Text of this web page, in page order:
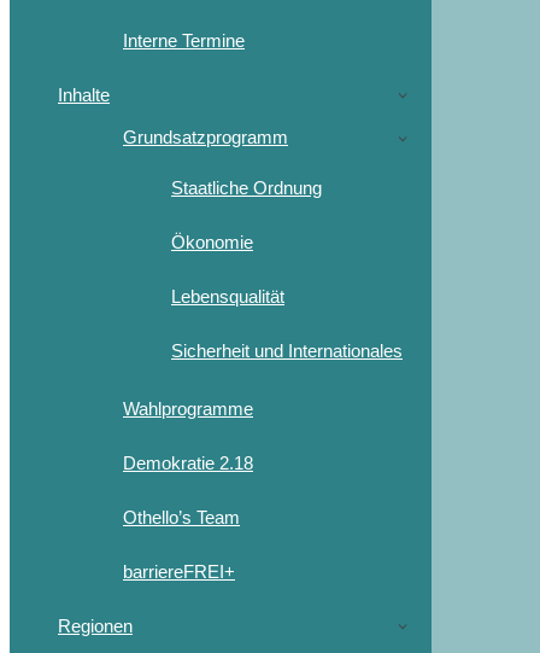
Interne Termine
Inhalte
Grundsatzprogramm
Staatliche Ordnung
Ökonomie
Lebensqualität
Sicherheit und Internationales
Wahlprogramme
Demokratie 2.18
Othello’s Team
barriereFREI+
Regionen